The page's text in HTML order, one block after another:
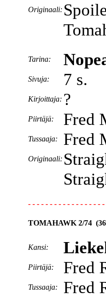
Originaali:
Tarina:
Sivuja: 7 s.
Kirjoittaja: ?
Piirtäjä: Fred
Tussaaja: Fred
Originaali:
- - - - - - - - - - - - - - - - -
TOMAHAWK 2/74 (36
Kansi:
Piirtäjä: Fred
Tussaaja: Fred